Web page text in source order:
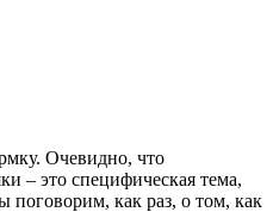
Очевидно, что
– это специфическая тема,
поговорим, как раз, о том, как